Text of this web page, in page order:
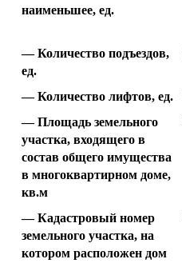
наименьшее, ед.
Количество подъездов,
ед.
Количество лифтов, ед.
Площадь земельного
участка, входящего в
состав общего имущества
в многоквартирном доме,
кв.м
Кадастровый номер
земельного участка, на
котором расположен дом